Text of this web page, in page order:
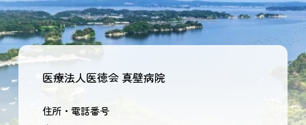
医療法人医徳会 真壁病院
住所・電話番号